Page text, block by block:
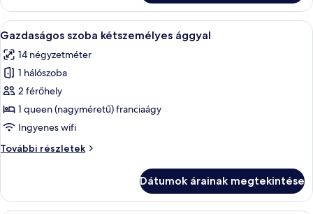
további
részletei
A
következő
szoba
összes
képének
megtekintése:
Gazdaságos
kétszemélyes
Egy modern hálószoba, amelyben
4
Gazdaságos szoba kétszemélyes ággyal
14 négyzetméter
1 hálószoba
2 férőhely
1 queen (nagyméretű) franciaágy
Ingyenes wifi
További részletek
Gazdaságos
további
részletei
Dátumok árainak megtekintése